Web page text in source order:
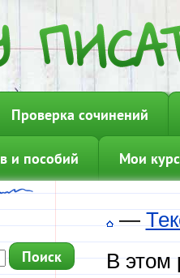
Проверка сочинений
и пособий Мои
—
В этом